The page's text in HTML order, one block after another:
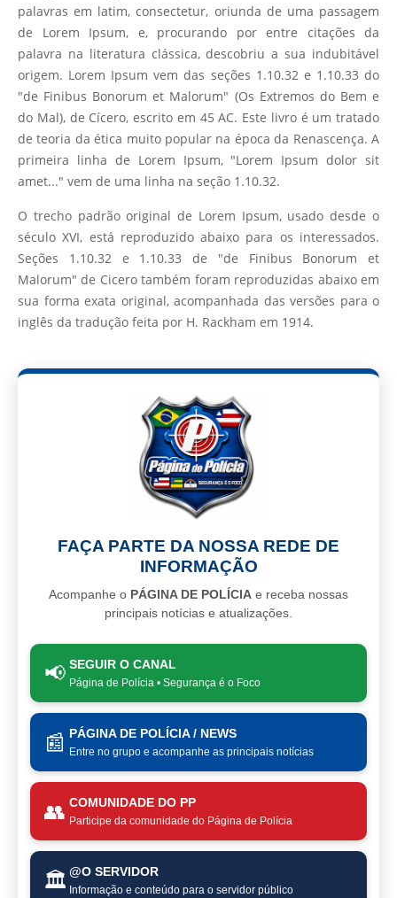
palavras em latim, consectetur, oriunda de uma passagem
de Lorem Ipsum, e, procurando por entre citações da
palavra na literatura clássica, descobriu a sua indubitável
origem. Lorem Ipsum vem das seções 1.10.32 e 1.10.33 do
"de Finibus Bonorum et Malorum" (Os Extremos do Bem e
do Mal), de Cícero, escrito em 45 AC. Este livro é um tratado
de teoria da ética muito popular na época da Renascença. A
primeira linha de Lorem Ipsum, "Lorem Ipsum dolor sit
amet..." vem de uma linha na seção 1.10.32.
O trecho padrão original de Lorem Ipsum, usado desde o
século XVI, está reproduzido abaixo para os interessados.
Seções 1.10.32 e 1.10.33 de "de Finibus Bonorum et
Malorum" de Cicero também foram reproduzidas abaixo em
sua forma exata original, acompanhada das versões para o
inglês da tradução feita por H. Rackham em 1914.
FAÇA PARTE DA NOSSA REDE DE
INFORMAÇÃO
Acompanhe o PÁGINA DE POLÍCIA e receba nossas
principais notícias e atualizações.
📢 SEGUIR O CANAL
Página de Polícia • Segurança é o Foco
📰 PÁGINA DE POLÍCIA / NEWS
Entre no grupo e acompanhe as principais notícias
👥 COMUNIDADE DO PP
Participe da comunidade do Página de Polícia
🏛️ @O SERVIDOR
Informação e conteúdo para o servidor público